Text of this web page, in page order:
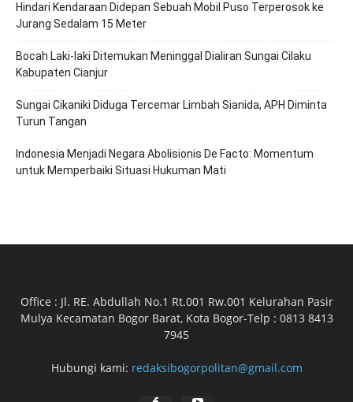
Hindari Kendaraan Didepan Sebuah Mobil Puso Terperosok ke
Jurang Sedalam 15 Meter
Bocah Laki-laki Ditemukan Meninggal Dialiran Sungai Cilaku
Kabupaten Cianjur
Sungai Cikaniki Diduga Tercemar Limbah Sianida, APH Diminta
Turun Tangan
‎Indonesia Menjadi Negara Abolisionis De Facto: Momentum
untuk Memperbaiki Situasi Hukuman Mati
Office : Jl. RE. Abdullah No.1 Rt.001 Rw.001 Kelurahan Pasir
Mulya Kecamatan Bogor Barat, Kota Bogor-Telp : 0813 8413
7945
Hubungi kami: redaksibogorpolitan@gmail.com